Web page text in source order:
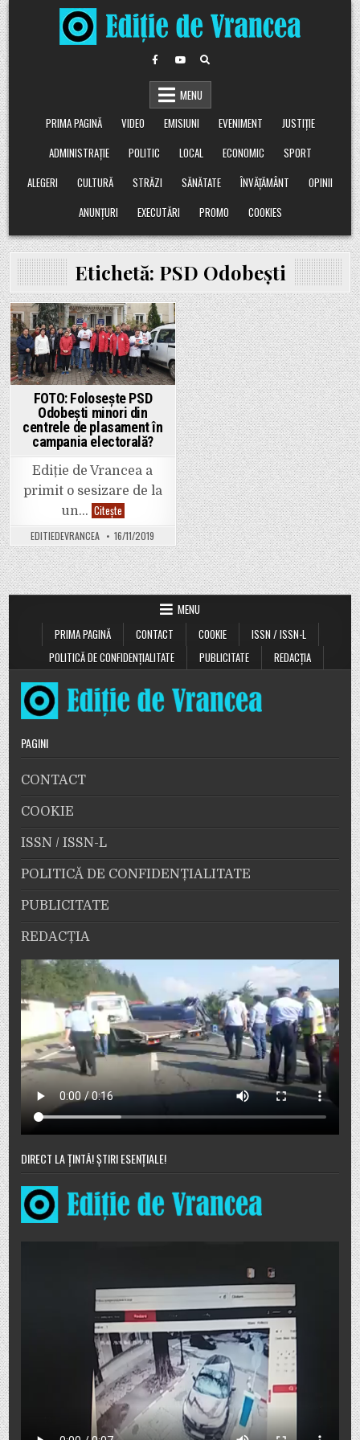
Skip
to
content
MENU
PRIMA PAGINĂ
VIDEO EMISIUNI EVENIMENT
JUSTIȚIE
ADMINISTRAȚIE
POLITIC LOCAL ECONOMIC
SPORT
ALEGERI
CULTURĂ STRĂZI SĂNĂTATE ÎNVĂȚĂMÂNT
OPINII
ANUNȚURI
EXECUTĂRI PROMO COOKIES
Etichetă: PSD Odobești
Posted
in
FOTO: Folosește PSD
Odobești minori din
centrele de plasament în
campania electorală?
Ediție de Vrancea a
primit o sesizare de la
un… CiteșteFOTO:
Folosește
PSD
Odobești
minori
din
centrele
de
plasament
electorală?
EDITIEDEVRANCEA 16/11/2019
MENU
PRIMA PAGINĂ
CONTACT COOKIE
ISSN / ISSN-L
POLITICĂ DE CONFIDENȚIALITATE
PUBLICITATE REDACȚIA
PAGINI
CONTACT
COOKIE
ISSN / ISSN-L
POLITICĂ DE CONFIDENȚIALITATE
PUBLICITATE
REDACȚIA
DIRECT LA ȚINTĂ! ȘTIRI ESENȚIALE!